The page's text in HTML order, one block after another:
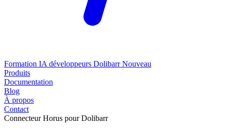
Formation IA développeurs Dolibarr Nouveau
Produits
Documentation
Blog
À propos
Contact
Connecteur Horus pour Dolibarr